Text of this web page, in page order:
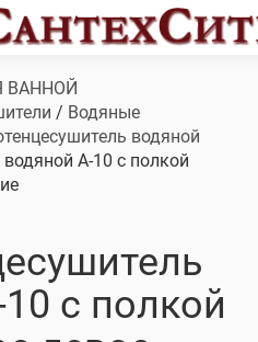
ВАННОЙ
/ Водяные
водяной
А-10 с полкой
10 с полкой